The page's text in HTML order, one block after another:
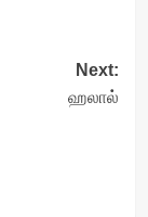
Next:
ஹலால்